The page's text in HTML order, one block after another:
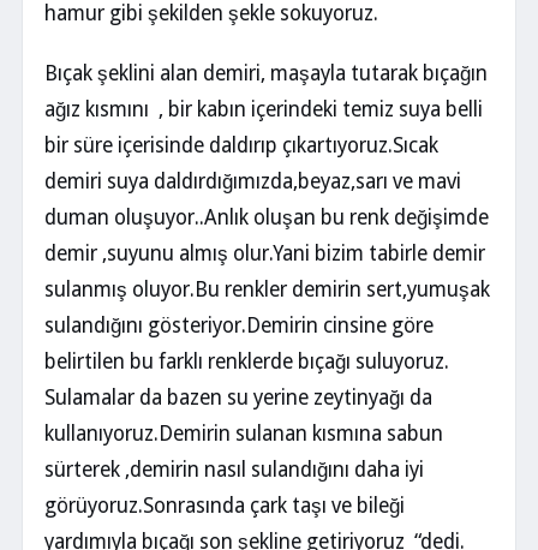
hamur gibi şekilden şekle sokuyoruz.
Bıçak şeklini alan demiri, maşayla tutarak bıçağın
ağız kısmını , bir kabın içerindeki temiz suya belli
bir süre içerisinde daldırıp çıkartıyoruz.Sıcak
demiri suya daldırdığımızda,beyaz,sarı ve mavi
duman oluşuyor..Anlık oluşan bu renk değişimde
demir ,suyunu almış olur.Yani bizim tabirle demir
sulanmış oluyor.Bu renkler demirin sert,yumuşak
sulandığını gösteriyor.Demirin cinsine göre
belirtilen bu farklı renklerde bıçağı suluyoruz.
Sulamalar da bazen su yerine zeytinyağı da
kullanıyoruz.Demirin sulanan kısmına sabun
sürterek ,demirin nasıl sulandığını daha iyi
görüyoruz.Sonrasında çark taşı ve bileği
yardımıyla bıçağı son şekline getiriyoruz “dedi.